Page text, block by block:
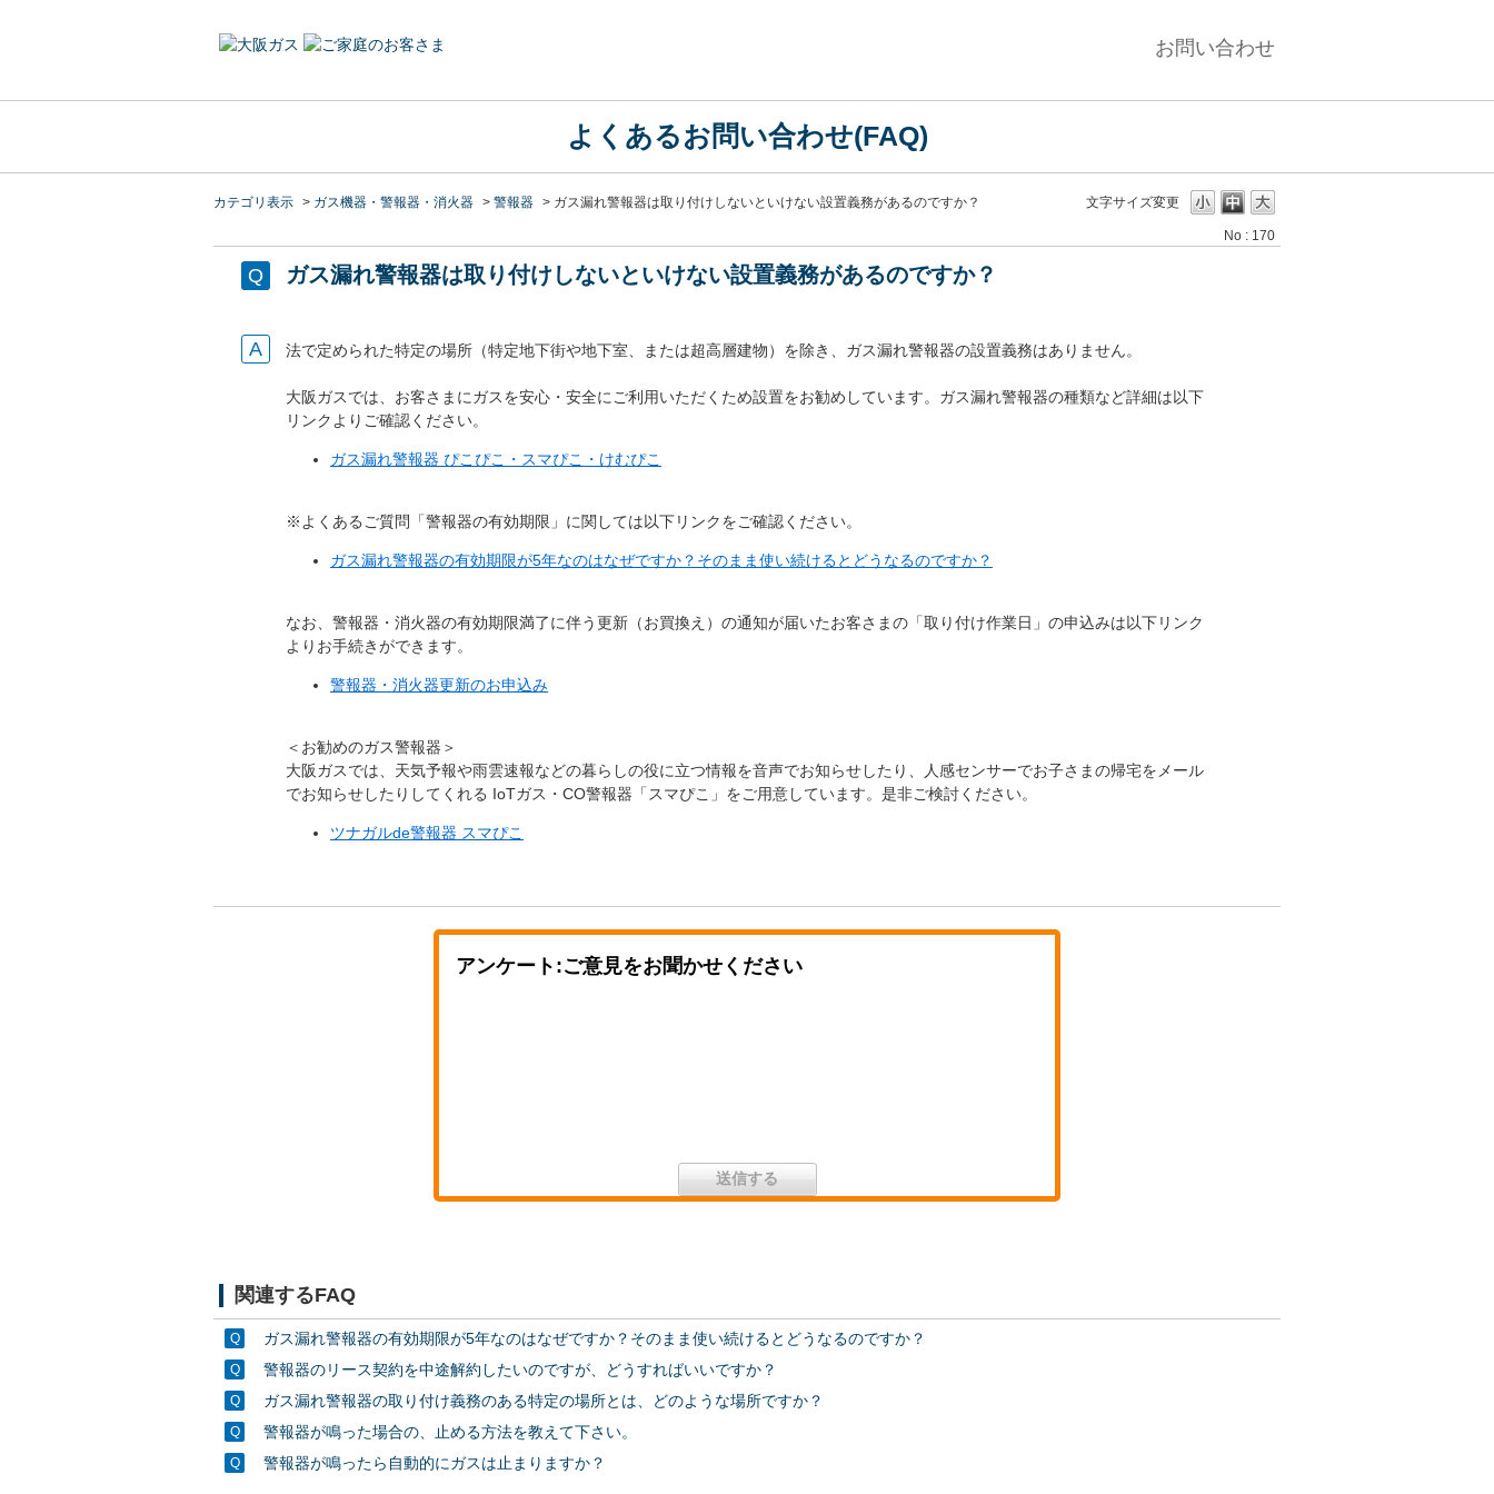
お問い合わせ
よくあるお問い合わせ(FAQ)
文字サイズ変更
カテゴリ表示 > ガス機器・警報器・消火器 > 警報器 > ガス漏れ警報器は取り付けしないといけない設置義務があるのですか？
No : 170
ガス漏れ警報器は取り付けしないといけない設置義務があるのですか？
法で定められた特定の場所（特定地下街や地下室、または超高層建物）を除き、ガス漏れ警報器の設置義務はありません。
大阪ガスでは、お客さまにガスを安心・安全にご利用いただくため設置をお勧めしています。ガス漏れ警報器の種類など詳細は以下
リンクよりご確認ください。
ガス漏れ警報器 ぴこぴこ・スマぴこ・けむぴこ
※よくあるご質問「警報器の有効期限」に関しては以下リンクをご確認ください。
ガス漏れ警報器の有効期限が5年なのはなぜですか？そのまま使い続けるとどうなるのですか？
なお、警報器・消火器の有効期限満了に伴う更新（お買換え）の通知が届いたお客さまの「取り付け作業日」の申込みは以下リンク
よりお手続きができます。
警報器・消火器更新のお申込み
＜お勧めのガス警報器＞
大阪ガスでは、天気予報や雨雲速報などの暮らしの役に立つ情報を音声でお知らせしたり、人感センサーでお子さまの帰宅をメール
でお知らせしたりしてくれる IoTガス・CO警報器「スマぴこ」をご用意しています。是非ご検討ください。
ツナガルde警報器 スマぴこ
アンケート:ご意見をお聞かせください
関連するFAQ
ガス漏れ警報器の有効期限が5年なのはなぜですか？そのまま使い続けるとどうなるのですか？
警報器のリース契約を中途解約したいのですが、どうすればいいですか？
ガス漏れ警報器の取り付け義務のある特定の場所とは、どのような場所ですか？
警報器が鳴った場合の、止める方法を教えて下さい。
警報器が鳴ったら自動的にガスは止まりますか？